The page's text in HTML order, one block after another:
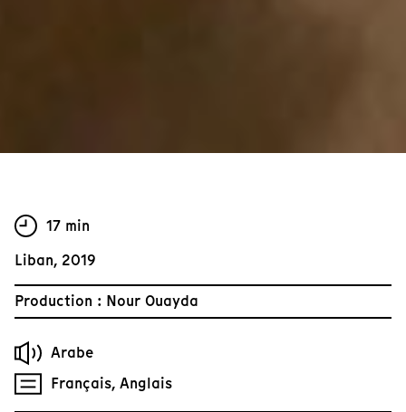
17 min
Liban, 2019
Production : Nour Ouayda
Arabe
Français, Anglais